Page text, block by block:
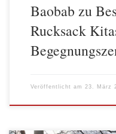
Baobab zu
Rucksack
Veröffentlicht am 23. März